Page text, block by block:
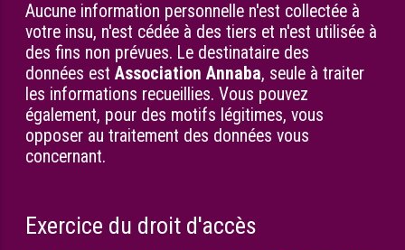
Aucune information personnelle n'est collectée à
votre insu, n'est cédée à des tiers et n'est utilisée à
des fins non prévues. Le destinataire des
données est Association Annaba, seule à traiter
les informations recueillies. Vous pouvez
également, pour des motifs légitimes, vous
opposer au traitement des données vous
concernant.
Exercice du droit d'accès